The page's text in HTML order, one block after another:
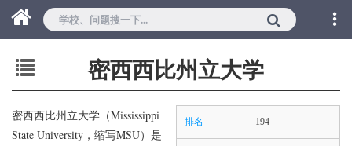
密西西比州立大学
排名 194
密西西比州立大学（Mississippi
State University，缩写MSU）是